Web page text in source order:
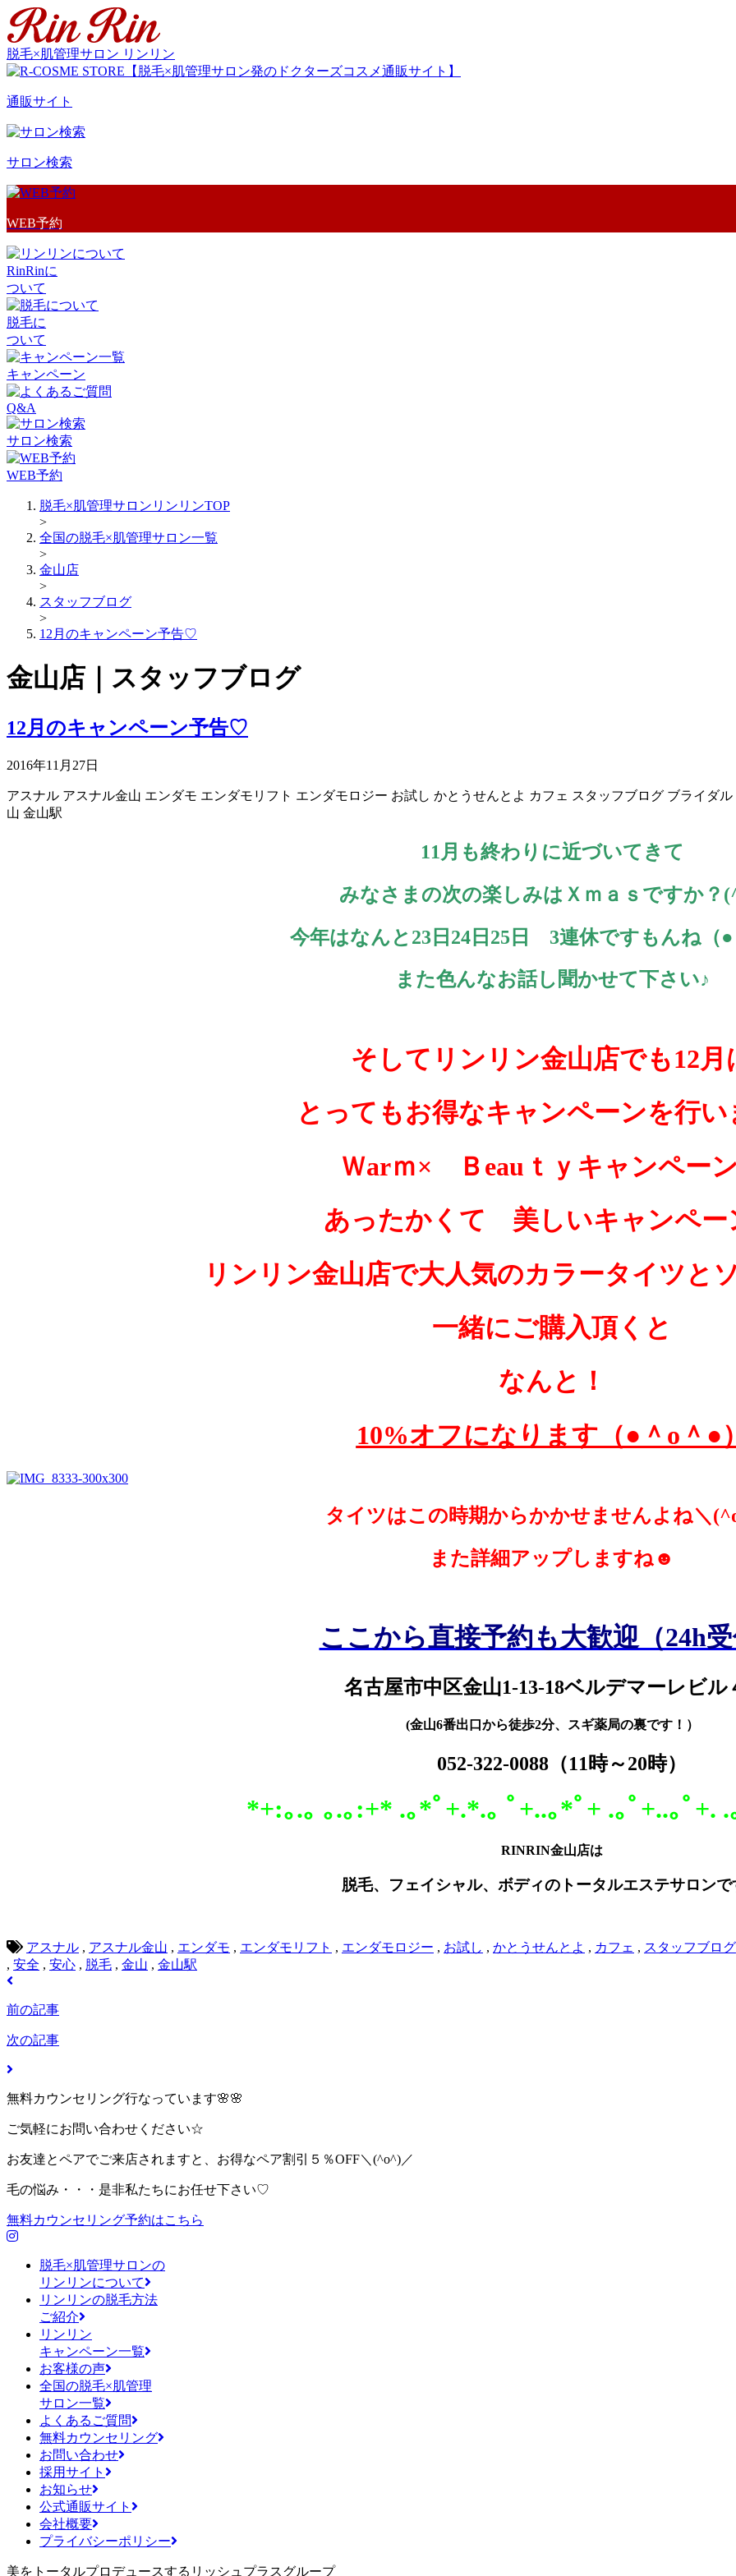
脱毛×肌管理サロン リンリン
通販サイト
サロン検索
WEB予約
RinRinに
ついて
脱毛に
ついて
キャンペーン
Q&A
サロン検索
WEB予約
脱毛×肌管理サロンリンリンTOP
>
全国の脱毛×肌管理サロン一覧
>
金山店
>
スタッフブログ
>
12月のキャンペーン予告♡
金山店｜スタッフブログ
12月のキャンペーン予告♡
2016年11月27日
アスナル アスナル金山 エンダモ エンダモリフト エンダモロジー お試し かとうせんとよ カフェ スタッフブログ ブライダル
山 金山駅
11月も終わりに近づいてきて
みなさまの次の楽しみはＸｍａｓですか？
今年はなんと23日24日25日 3連休ですもんね（●
また色んなお話し聞かせて下さい♪
そしてリンリン金山店でも12月
とってもお得なキャンペーンを行い
Ｗarｍ× Ｂeauｔｙキャンペー
あったかくて 美しいキャンペ
リンリン金山店で大人気のカラータイツと
一緒にご購入頂くと
なんと！
10%オフになります（●＾o＾●）
タイツはこの時期からかかせませんよね＼
また詳細アップしますね☻
ここから直接予約も大歓迎（24h受
名古屋市中区金山1-13-18ベルデマーレビル
(金山6番出口から徒歩2分、スギ薬局の裏です！）
052-322-0088 （11時～20時）
*+:｡.｡ ｡.｡:+* .｡*ﾟ+.*.｡ ﾟ+..｡*ﾟ+ .｡ﾟ+..｡ﾟ+. .
RINRIN金山店は
脱毛、フェイシャル、ボディのトータルエステサロン
アスナル , アスナル金山 , エンダモ , エンダモリフト , エンダモロジー , お試し , かとうせんとよ , カフェ , スタッフブログ
, 安全 , 安心 , 脱毛 , 金山 , 金山駅
前の記事
次の記事
無料カウンセリング行なっています🌸🌸
ご気軽にお問い合わせください☆
お友達とペアでご来店されますと、お得なペア割引５％OFF＼(^o^)／
毛の悩み・・・是非私たちにお任せ下さい♡
無料カウンセリング予約はこちら
脱毛×肌管理サロンの
リンリンについて
リンリンの脱毛方法
ご紹介
リンリン
キャンペーン一覧
お客様の声
全国の脱毛×肌管理
サロン一覧
よくあるご質問
無料カウンセリング
お問い合わせ
採用サイト
お知らせ
公式通販サイト
会社概要
プライバシーポリシー
美をトータルプロデュースするリッシュプラスグループ